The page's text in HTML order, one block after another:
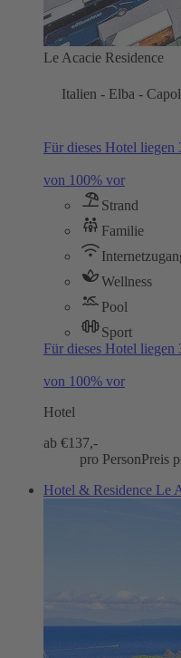
Le Acacie Residence
Italien - Elba -
Für dieses Hotel
von 100% vor
Strand
Familie
Wellness
Pool
Sport
Für dieses Hotel
von 100% vor
Hotel
ab €137,-
pro PersonPreis
Hotel & Residence Le